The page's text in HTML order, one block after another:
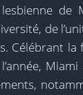
de
de
Célébrant la
Miami